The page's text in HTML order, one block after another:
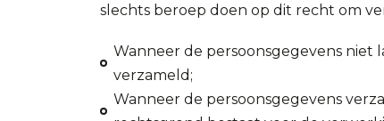
slechts beroep doen op dit recht om
Wanneer de persoonsgegevens niet
verzameld;
Wanneer de persoonsgegevens